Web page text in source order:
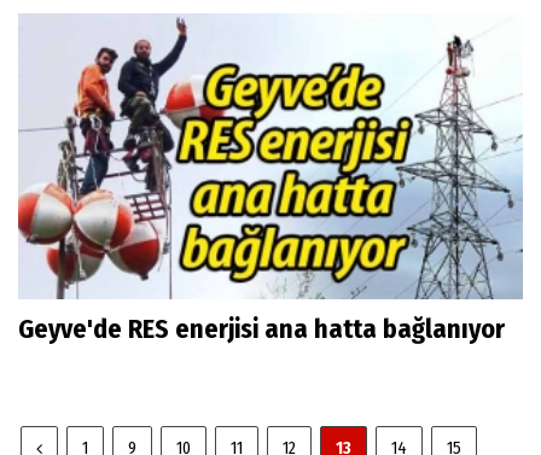
Geyve'de RES enerjisi ana hatta bağlanıyor
1 9 10 11 12 13 14 15